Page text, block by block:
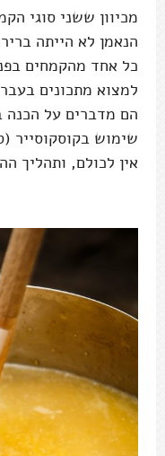
מכיוון ששני סוגי
הנאמן לא הייתה
כל אחד מהקמחים
למצוא מתכונים
הם מדברים על
שימוש בקוסקוסייר
אין לכולם, ותהליך